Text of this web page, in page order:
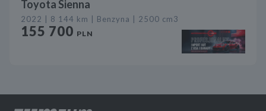
Toyota Sienna
2022 | 8 144 km | Benzyna | 2500 cm3
155 700 PLN